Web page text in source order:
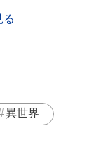
る
異世界